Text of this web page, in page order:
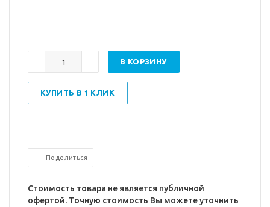
В КОРЗИНУ
КУПИТЬ В 1 КЛИК
Поделиться
Стоимость товара не является публичной
офертой. Точную стоимость Вы можете уточнить